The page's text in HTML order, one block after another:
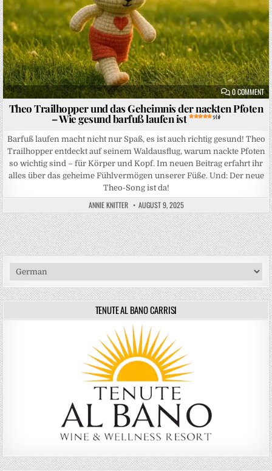
0 COMMENT
Theo Trailhopper und das Geheimnis der nackten Pfoten
– Wie gesund barfuß laufen ist 5 (1)
Barfuß laufen macht nicht nur Spaß, es ist auch richtig gesund! Theo
Trailhopper entdeckt auf seinem Waldausflug, warum nackte Pfoten
so wichtig sind – für Körper und Kopf. Im neuen Beitrag erfahrt ihr
alles über das geheime Fühlvermögen unserer Füße. Und: Der neue
Theo-Song ist da!
ANNIE KNITTER AUGUST 9, 2025
TENUTE AL BANO CARRISI